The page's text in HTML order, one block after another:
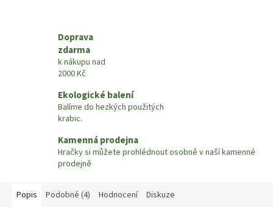
Doprava
zdarma
k nákupu nad
2000 Kč
Ekologické balení
Balíme do hezkých použitých
krabic.
Kamenná prodejna
Hračky si můžete prohlédnout osobně v naší kamenné
prodejně
Popis Podobné (4) Hodnocení Diskuze